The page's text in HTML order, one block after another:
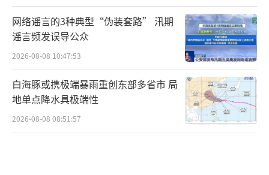
网络谣言的3种典型“伪装套路” 汛期
谣言频发误导公众
2026-08-08 10:47:53
白海豚或携极端暴雨重创东部多省市 局
地单点降水具极端性
2026-08-08 08:51:57